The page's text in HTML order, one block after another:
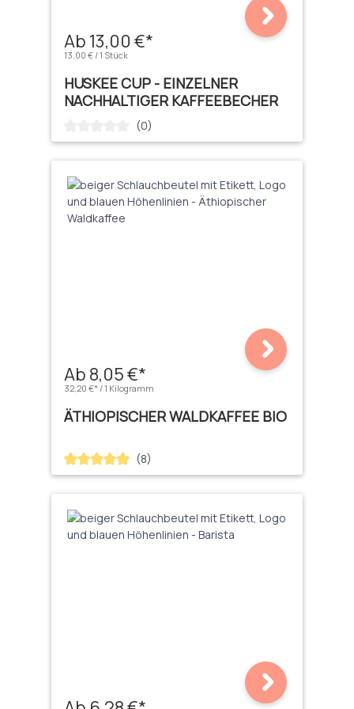
Ab 13,00 €*
13,00 € / 1 Stück
HUSKEE CUP - EINZELNER
NACHHALTIGER KAFFEEBECHER
Durchschnittliche Bewertung von 0 von 5 Sternen
(0)
Ab 8,05 €*
32,20 €* / 1 Kilogramm
ÄTHIOPISCHER WALDKAFFEE BIO
Durchschnittliche Bewertung von 4.88 von 5 Sternen
(8)